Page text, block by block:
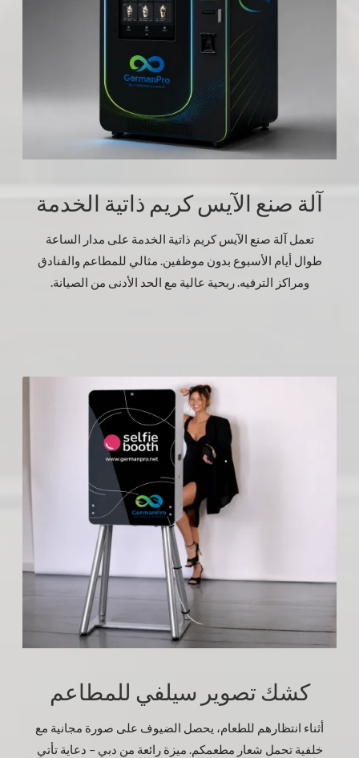
آلة صنع الآيس كريم ذاتية الخدمة
تعمل آلة صنع الآيس كريم ذاتية الخدمة على مدار الساعة
طوال أيام الأسبوع بدون موظفين. مثالي للمطاعم والفنادق
ومراكز الترفيه. ربحية عالية مع الحد الأدنى من الصيانة.
كشك تصوير سيلفي للمطاعم
أثناء انتظارهم للطعام، يحصل الضيوف على صورة مجانية مع
خلفية تحمل شعار مطعمكم. ميزة رائعة من دبي – دعاية تأتي